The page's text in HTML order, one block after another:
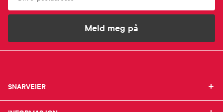
Meld meg på
SNARVEIER
SNARVEIER
INFORMASJON